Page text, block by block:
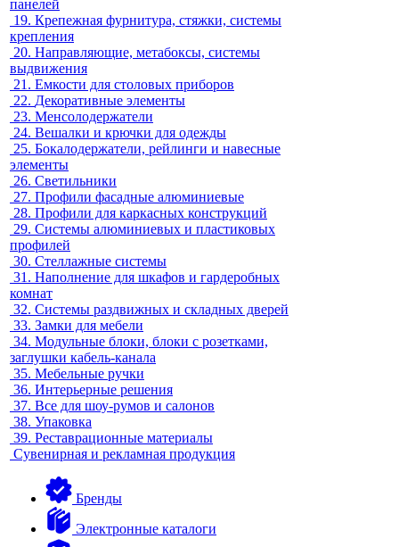
панелей
19. Крепежная фурнитура, стяжки, системы
крепления
20. Направляющие, метабоксы, системы
выдвижения
21. Емкости для столовых приборов
22. Декоративные элементы
23. Менсолодержатели
24. Вешалки и крючки для одежды
25. Бокалодержатели, рейлинги и навесные
элементы
26. Светильники
27. Профили фасадные алюминиевые
28. Профили для каркасных конструкций
29. Системы алюминиевых и пластиковых
профилей
30. Стеллажные системы
31. Наполнение для шкафов и гардеробных
комнат
32. Системы раздвижных и складных дверей
33. Замки для мебели
34. Модульные блоки, блоки с розетками,
заглушки кабель-канала
35. Мебельные ручки
36. Интерьерные решения
37. Все для шоу-румов и салонов
38. Упаковка
39. Реставрационные материалы
Сувенирная и рекламная продукция
Бренды
Электронные каталоги